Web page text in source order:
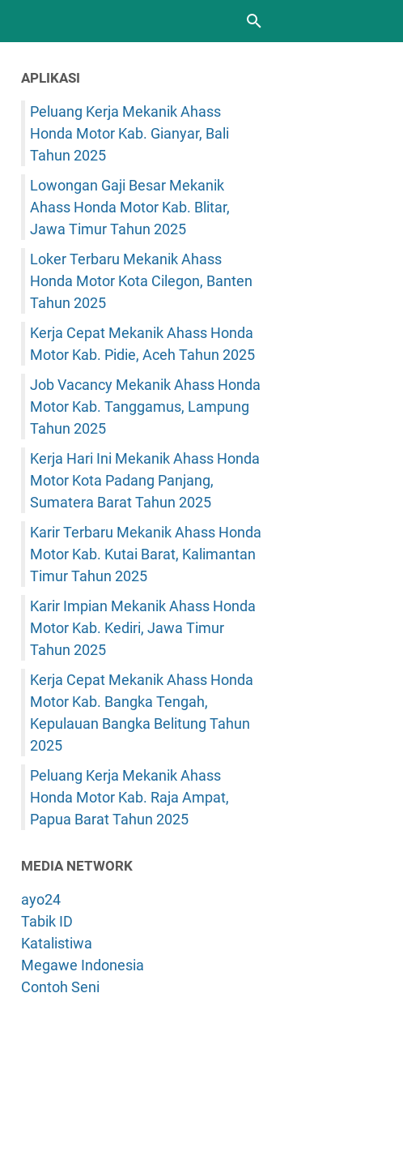
APLIKASI
Peluang Kerja Mekanik Ahass
Honda Motor Kab. Gianyar, Bali
Tahun 2025
Lowongan Gaji Besar Mekanik
Ahass Honda Motor Kab. Blitar,
Jawa Timur Tahun 2025
Loker Terbaru Mekanik Ahass
Honda Motor Kota Cilegon, Banten
Tahun 2025
Kerja Cepat Mekanik Ahass Honda
Motor Kab. Pidie, Aceh Tahun 2025
Job Vacancy Mekanik Ahass Honda
Motor Kab. Tanggamus, Lampung
Tahun 2025
Kerja Hari Ini Mekanik Ahass Honda
Motor Kota Padang Panjang,
Sumatera Barat Tahun 2025
Karir Terbaru Mekanik Ahass Honda
Motor Kab. Kutai Barat, Kalimantan
Timur Tahun 2025
Karir Impian Mekanik Ahass Honda
Motor Kab. Kediri, Jawa Timur
Tahun 2025
Kerja Cepat Mekanik Ahass Honda
Motor Kab. Bangka Tengah,
Kepulauan Bangka Belitung Tahun
2025
Peluang Kerja Mekanik Ahass
Honda Motor Kab. Raja Ampat,
Papua Barat Tahun 2025
MEDIA NETWORK
ayo24
Tabik ID
Katalistiwa
Megawe Indonesia
Contoh Seni